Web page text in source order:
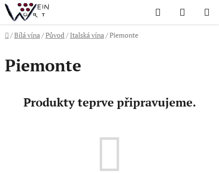
Přejít
na
obsah
Hledat
KOŠÍK
Domů
/Bílá vína/Původ/ Italská vína/Piemonte
Piemonte
Produkty teprve připravujeme.